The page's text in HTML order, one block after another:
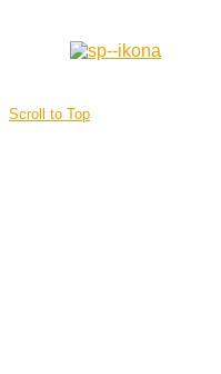
Scroll to Top